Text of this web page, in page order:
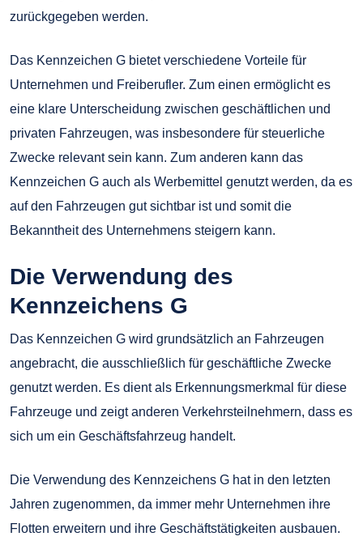
zurückgegeben werden.
Das Kennzeichen G bietet verschiedene Vorteile für
Unternehmen und Freiberufler. Zum einen ermöglicht es
eine klare Unterscheidung zwischen geschäftlichen und
privaten Fahrzeugen, was insbesondere für steuerliche
Zwecke relevant sein kann. Zum anderen kann das
Kennzeichen G auch als Werbemittel genutzt werden, da es
auf den Fahrzeugen gut sichtbar ist und somit die
Bekanntheit des Unternehmens steigern kann.
Die Verwendung des
Kennzeichens G
Das Kennzeichen G wird grundsätzlich an Fahrzeugen
angebracht, die ausschließlich für geschäftliche Zwecke
genutzt werden. Es dient als Erkennungsmerkmal für diese
Fahrzeuge und zeigt anderen Verkehrsteilnehmern, dass es
sich um ein Geschäftsfahrzeug handelt.
Die Verwendung des Kennzeichens G hat in den letzten
Jahren zugenommen, da immer mehr Unternehmen ihre
Flotten erweitern und ihre Geschäftstätigkeiten ausbauen.